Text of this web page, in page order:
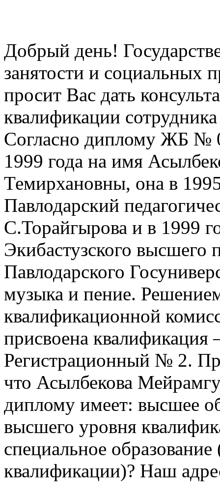
Добрый день!
занятости и социальных
просит Вас дать
квалификации
Согласно диплому ЖБ №
1999 года на имя
Темирхановны, она в
Павлодарский
С.Торайгырова и в 1999
Экибастузского высшего
Павлодарского
музыка и пение.
квалификационной
присвоена квалификация
Регистрационный № 2.
что Асылбекова
диплому имеет: высшее
высшего уровня
специальное
квалификации)? Наш